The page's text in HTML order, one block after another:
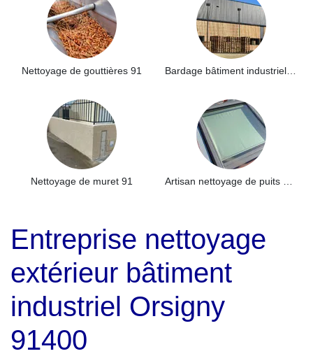
Nettoyage de gouttières 91
Nettoyage de muret 91
Entreprise nettoyage
extérieur bâtiment
industriel Orsigny
91400